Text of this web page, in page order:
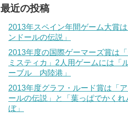
最近の投稿
2013年スペイン年間ゲーム大賞
ンドールの伝説」
2013年度の国際ゲーマーズ賞は
ミスティカ」2人用ゲームには「
ーブル 内陸港」
2013年度グラフ・ルード賞は「
ールの伝説」と「葉っぱでかくれ
ぼ」